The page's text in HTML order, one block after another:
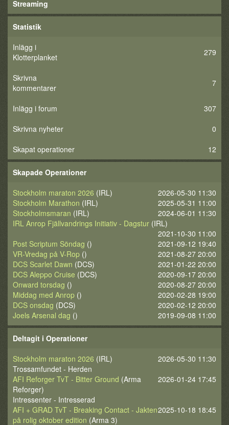
Streaming
Statistik
Inlägg i
Klotterplanket
279
Skrivna
kommentarer
7
Inlägg i forum
307
Skrivna nyheter
0
Skapat operationer
12
Skapade Operationer
Stockholm maraton 2026 (IRL)
2026-05-30 11:30
Stockholm Marathon (IRL)
2025-05-31 11:00
Stockholmsmaran (IRL)
2024-06-01 11:30
IRL Anrop Fjällvandrings Initiativ - Dagstur (IRL)
2021-10-30 11:00
Post Scriptum Söndag ()
2021-09-12 19:40
VR-Vredag på V-Rop ()
2021-08-27 20:00
DCS Scarlet Dawn (DCS)
2021-01-22 20:00
DCS Aleppo Cruise (DCS)
2020-09-17 20:00
Onward torsdag ()
2020-08-27 20:00
Middag med Anrop ()
2020-02-28 19:00
DCS onsdag (DCS)
2020-02-12 20:00
Joels Arsenal dag () 2019-09-08 11:00
Deltagit i Operationer
2026-05-30 11:30
Stockholm maraton 2026 (IRL)
Trossamfundet - Herden
2026-01-24 17:45
AFI Reforger TvT - Bitter Ground (Arma
Reforger)
Intressenter - Intresserad
2025-10-18 18:45
AFI + GRAD TvT - Breaking Contact - Jakten
på rolig oktober edition (Arma 3)